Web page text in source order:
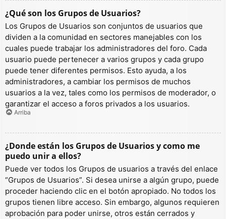
¿Qué son los Grupos de Usuarios?
Los Grupos de Usuarios son conjuntos de usuarios que
dividen a la comunidad en sectores manejables con los
cuales puede trabajar los administradores del foro. Cada
usuario puede pertenecer a varios grupos y cada grupo
puede tener diferentes permisos. Esto ayuda, a los
administradores, a cambiar los permisos de muchos
usuarios a la vez, tales como los permisos de moderador, o
garantizar el acceso a foros privados a los usuarios.
Arriba
¿Donde están los Grupos de Usuarios y como me
puedo unir a ellos?
Puede ver todos los Grupos de usuarios a través del enlace
“Grupos de Usuarios”. Si desea unirse a algún grupo, puede
proceder haciendo clic en el botón apropiado. No todos los
grupos tienen libre acceso. Sin embargo, algunos requieren
aprobación para poder unirse, otros están cerrados y